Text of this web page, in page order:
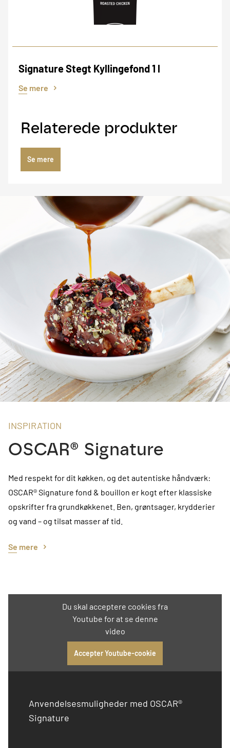
Relaterede produkter
Se mere
Signature Stegt Kyllingefond 1 l
Se mere
INSPIRATION
OSCAR® Signature
Med respekt for dit køkken, og det autentiske håndværk:
OSCAR® Signature fond & bouillon er kogt efter klassiske
opskrifter fra grundkøkkenet. Ben, grøntsager, krydderier
og vand – og tilsat masser af tid.
Se mere
Du skal acceptere cookies fra
Youtube for at se denne
video
Accepter Youtube-cookie
Anvendelsesmuligheder med OSCAR®
Signature